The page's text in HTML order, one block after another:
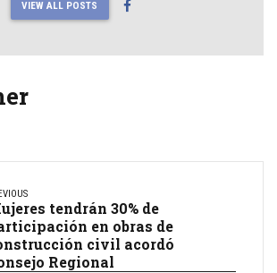
VIEW ALL POSTS
tendrán 30% de
en obras de
civil acordó
Regional